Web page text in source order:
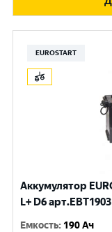
EUROSTART
Аккумулятор
L+ D6 арт.EBT1903
Емкость: 190 Ач